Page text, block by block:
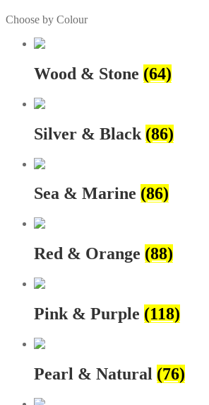
Choose by Colour
Wood & Stone (64)
Silver & Black (86)
Sea & Marine (86)
Red & Orange (88)
Pink & Purple (118)
Pearl & Natural (76)